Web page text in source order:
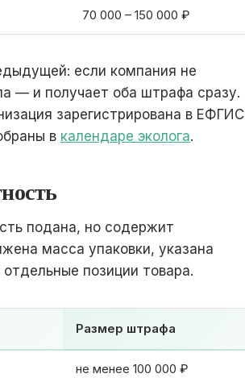
70 000 – 150 000 ₽
если компания не
— и получает оба штрафа сразу.
зарегистрирована в ЕФГИС
в календаре эколога.
подана, но содержит
масса упаковки, указана
позиции товара.
Размер штрафа
не менее 100 000 ₽